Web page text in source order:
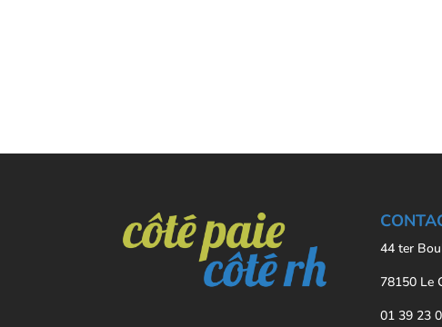
44 ter
78150 Le
01 39 23